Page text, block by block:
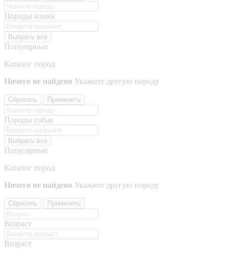
Породы кошек
Выбрать все
Популярные
Каталог пород
Ничего не найдено Укажите другую породу
Сбросить Применить
Породы собак
Выбрать все
Популярные
Каталог пород
Ничего не найдено Укажите другую породу
Сбросить Применить
Возраст
Возраст